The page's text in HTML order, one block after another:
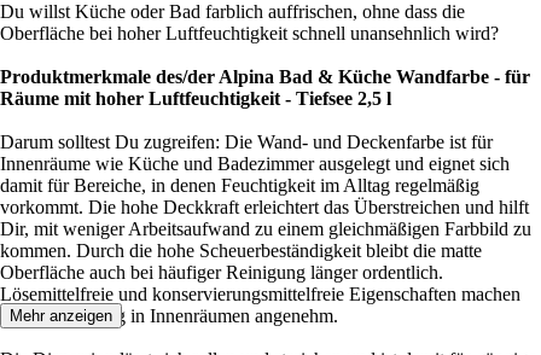
Du willst Küche oder Bad farblich auffrischen, ohne dass die
Oberfläche bei hoher Luftfeuchtigkeit schnell unansehnlich wird?
Produktmerkmale des/der Alpina Bad & Küche Wandfarbe - für
Räume mit hoher Luftfeuchtigkeit - Tiefsee 2,5 l
Darum solltest Du zugreifen: Die Wand- und Deckenfarbe ist für
Innenräume wie Küche und Badezimmer ausgelegt und eignet sich
damit für Bereiche, in denen Feuchtigkeit im Alltag regelmäßig
vorkommt. Die hohe Deckkraft erleichtert das Überstreichen und hilft
Dir, mit weniger Arbeitsaufwand zu einem gleichmäßigen Farbbild zu
kommen. Durch die hohe Scheuerbeständigkeit bleibt die matte
Oberfläche auch bei häufiger Reinigung länger ordentlich.
Lösemittelfreie und konservierungsmittelfreie Eigenschaften machen
die Verarbeitung in Innenräumen angenehm.
Mehr anzeigen